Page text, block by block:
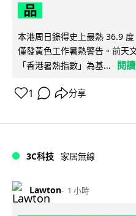
品
本港周日錄得史上最熱 36.9
僅發黃色工作暑熱警告。前天
「香港暑熱指數」為基...
閱
1 分享
3C科技 家居無線
Lawton 1 小時